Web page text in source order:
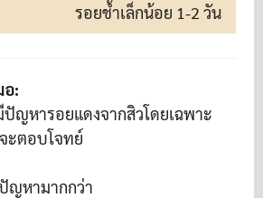
รอยช้ำเล็กน้อย 1-2 วัน
:
ญหารอยแดงจากสิวโดยเฉพาะ
ะตอบโจทย์
ญหามากกว่า